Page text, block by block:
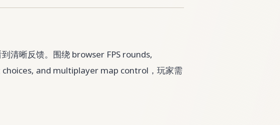
清晰反馈。围绕 browser FPS rounds,
and multiplayer map control，玩家需